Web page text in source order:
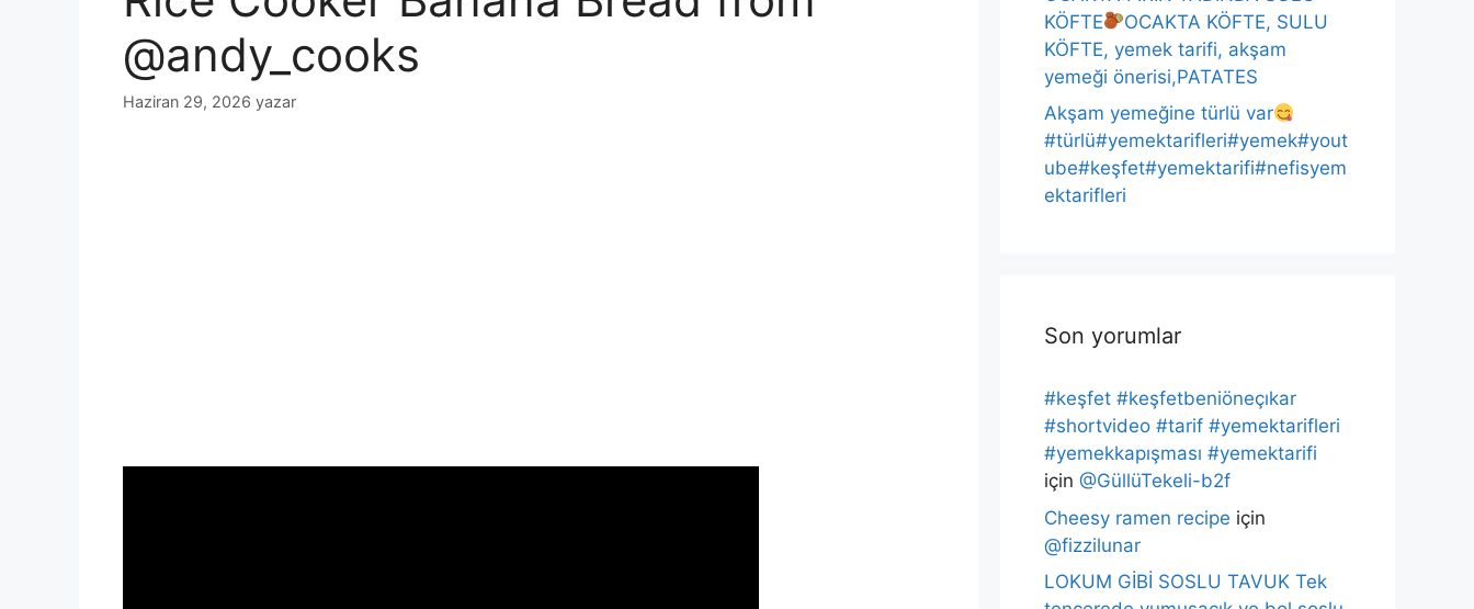
@andy_cooks
Haziran 29, 2026 yazar
KÖFTE
OCAKTA KÖFTE, SULU
KÖFTE, yemek tarifi, akşam
yemeği önerisi,PATATES
Akşam yemeğine türlü var
#türlü#yemektarifleri#yemek#yout
ube#keşfet#yemektarifi#nefisyem
ektarifleri
Son yorumlar
#keşfet #keşfetbeniöneçıkar
#shortvideo #tarif #yemektarifleri
#yemekkapışması #yemektarifi
için @GüllüTekeli-b2f
Cheesy ramen recipe için
@fizzilunar
LOKUM GİBİ SOSLU TAVUK Tek